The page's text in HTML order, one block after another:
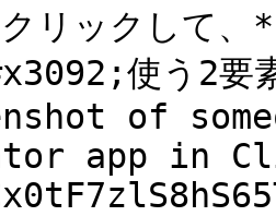
リックして
使う2要
app in